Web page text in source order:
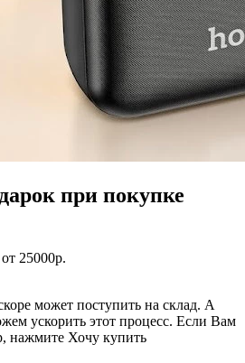
при покупке
25000р.
может поступить на склад. А
ускорить этот процесс. Если Вам
нажмите Хочу купить